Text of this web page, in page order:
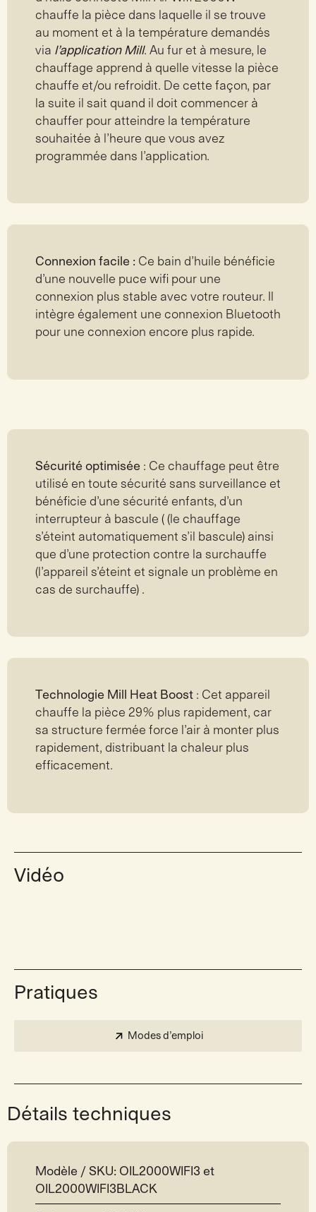
chauffe la pièce dans laquelle il se trouve
au moment et à la température demandés
via l’application Mill. Au fur et à mesure, le
chauffage apprend à quelle vitesse la pièce
chauffe et/ou refroidit. De cette façon, par
la suite il sait quand il doit commencer à
chauffer pour atteindre la température
souhaitée à l’heure que vous avez
programmée dans l’application.
Connexion facile : Ce bain d’huile bénéficie
d’une nouvelle puce wifi pour une
connexion plus stable avec votre routeur. Il
intègre également une connexion Bluetooth
pour une connexion encore plus rapide.
Sécurité optimisée : Ce chauffage peut être
utilisé en toute sécurité sans surveillance et
bénéficie d’une sécurité enfants, d’un
interrupteur à bascule ( (le chauffage
s’éteint automatiquement s’il bascule) ainsi
que d’une protection contre la surchauffe
(l’appareil s’éteint et signale un problème en
cas de surchauffe) .
Technologie Mill Heat Boost : Cet appareil
chauffe la pièce 29% plus rapidement, car
sa structure fermée force l’air à monter plus
rapidement, distribuant la chaleur plus
efficacement.
Vidéo
Pratiques
Modes d’emploi
Détails techniques
Modèle / SKU: OIL2000WIFI3 et
OIL2000WIFI3BLACK